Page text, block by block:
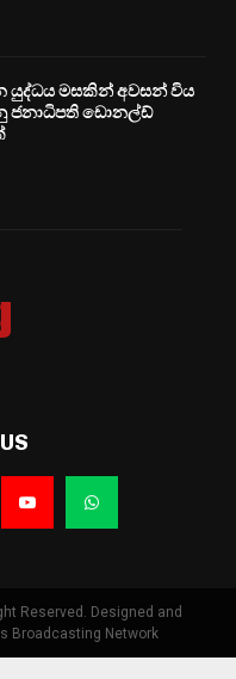
යුද්ධය මසකින් අවසන් විය
ජනාධිපති ඩොනල්ඩ්
Reserved. Designed and
Broadcasting Network